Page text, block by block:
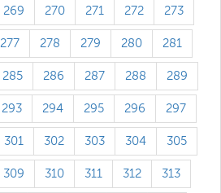
269 270 271 272 273
277 278 279 280 281
285 286 287 288 289
293 294 295 296 297
301 302 303 304 305
309 310 311 312 313